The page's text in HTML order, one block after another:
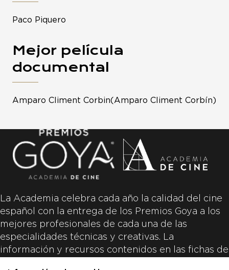
Paco Piquero
Mejor película
documental
Amparo Climent Corbin(Amparo Climent Corbín)
La Academia celebra cada año la calidad del cine
español con la entrega de los Premios Goya a los
mejores profesionales de cada una de las
especialidades técnicas y creativas. La
información y recursos contenidos en las fichas de